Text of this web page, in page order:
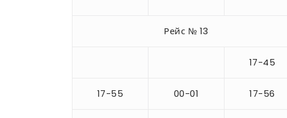
Рейс № 13
17-45
17-55 00-01 17-56